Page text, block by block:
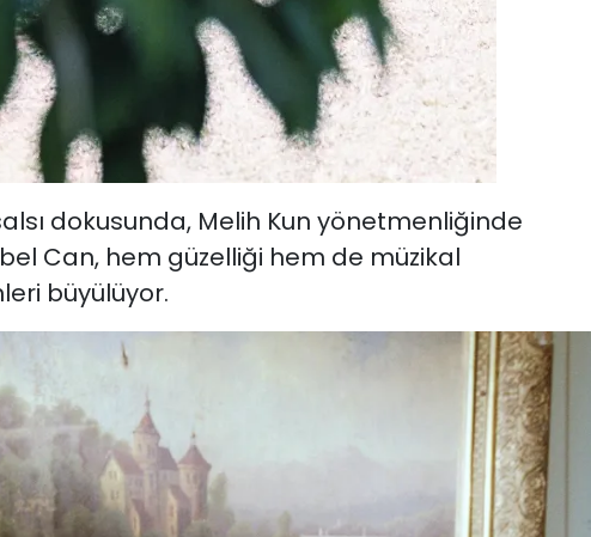
dokusunda, Melih Kun yönetmenliğinde
Can, hem güzelliği hem de müzikal
büyülüyor.